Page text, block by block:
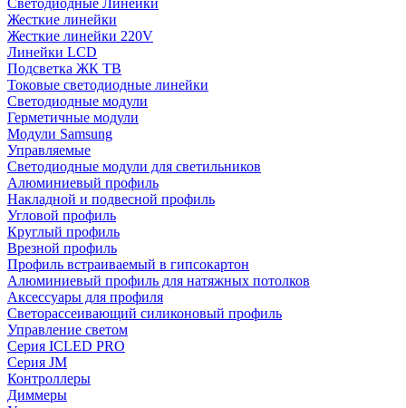
Светодиодные Линейки
Жесткие линейки
Жесткие линейки 220V
Линейки LCD
Подсветка ЖК ТВ
Токовые светодиодные линейки
Светодиодные модули
Герметичные модули
Модули Samsung
Управляемые
Светодиодные модули для светильников
Алюминиевый профиль
Накладной и подвесной профиль
Угловой профиль
Круглый профиль
Врезной профиль
Профиль встраиваемый в гипсокартон
Алюминиевый профиль для натяжных потолков
Аксессуары для профиля
Светорассеивающий силиконовый профиль
Управление светом
Серия ICLED PRO
Серия JM
Контроллеры
Диммеры